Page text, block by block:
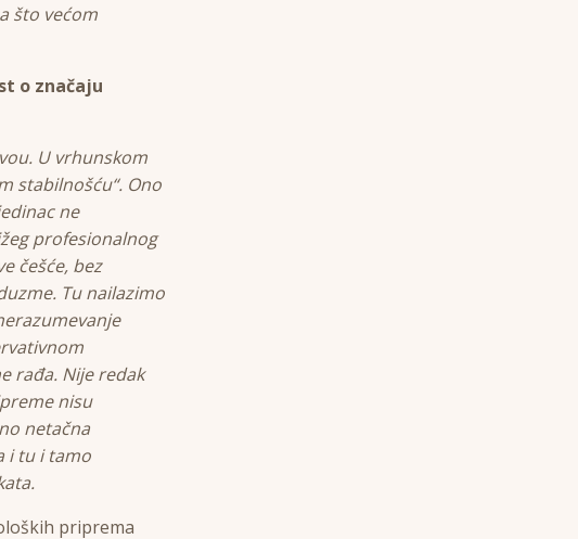
što većom
o značaju
U vrhunskom
stabilnošću“. Ono
ne
profesionalnog
češće, bez
Tu nailazimo
rađa. Nije redak
nisu
netačna
i tu i tamo
priprema